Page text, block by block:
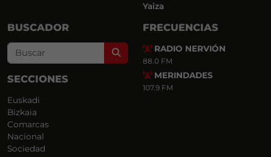
Yaiza
BUSCADOR
Search
SECCIONES
Euskadi
Bizkaia
Comarcas
Nacional
Sociedad
FRECUENCIAS
RADIO NERVIÓN
88.0 FM
MERINDADES
107.9 FM